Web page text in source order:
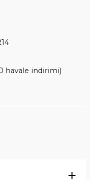
havale indirimi)